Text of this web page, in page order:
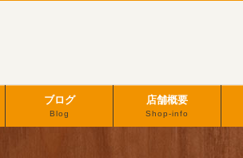
ブログ
Blog
店舗概要
Shop-info